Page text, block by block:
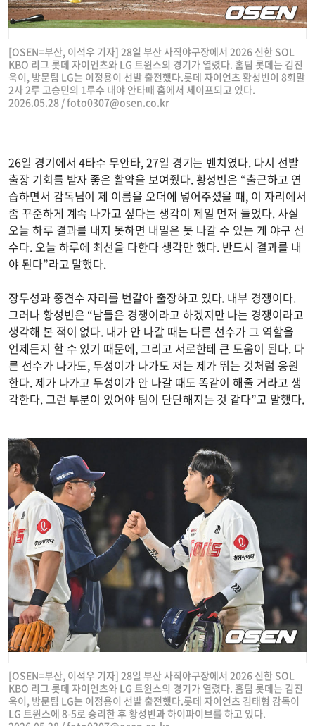
[OSEN=부산, 이석우 기자] 28일 부산 사직야구장에서 2026 신한 SOL
KBO 리그 롯데 자이언츠와 LG 트윈스의 경기가 열렸다. 홈팀 롯데는 김진
욱이, 방문팀 LG는 이정용이 선발 출전했다.롯데 자이언츠 황성빈이 8회말
2사 2루 고승민의 1루수 내야 안타때 홈에서 세이프되고 있다.
2026.05.28 /foto0307@osen.co.kr
26일 경기에서 4타수 무안타, 27일 경기는 벤치였다. 다시 선발
출장 기회를 받자 좋은 활약을 보여줬다. 황성빈은 “출근하고 연
습하면서 감독님이 제 이름을 오더에 넣어주셨을 때, 이 자리에서
좀 꾸준하게 계속 나가고 싶다는 생각이 제일 먼저 들었다. 사실
오늘 하루 결과를 내지 못하면 내일은 못 나갈 수 있는 게 야구 선
수다. 오늘 하루에 최선을 다한다 생각만 했다. 반드시 결과를 내
야 된다”라고 말했다.
장두성과 중견수 자리를 번갈아 출장하고 있다. 내부 경쟁이다.
그러나 황성빈은 “남들은 경쟁이라고 하겠지만 나는 경쟁이라고
생각해 본 적이 없다. 내가 안 나갈 때는 다른 선수가 그 역할을
언제든지 할 수 있기 때문에, 그리고 서로한테 큰 도움이 된다. 다
른 선수가 나가도, 두성이가 나가도 저는 제가 뛰는 것처럼 응원
한다. 제가 나가고 두성이가 안 나갈 때도 똑같이 해줄 거라고 생
각한다. 그런 부분이 있어야 팀이 단단해지는 것 같다”고 말했다.
[OSEN=부산, 이석우 기자] 28일 부산 사직야구장에서 2026 신한 SOL
KBO 리그 롯데 자이언츠와 LG 트윈스의 경기가 열렸다. 홈팀 롯데는 김진
욱이, 방문팀 LG는 이정용이 선발 출전했다.롯데 자이언츠 김태형 감독이
LG 트윈스에 8-5로 승리한 후 황성빈과 하이파이브를 하고 있다.